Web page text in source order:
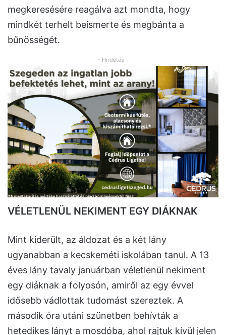
megkeresésére reagálva azt mondta, hogy
mindkét terhelt beismerte és megbánta a
bűnösségét.
- Hirdetés -
VÉLETLENÜL NEKIMENT EGY DIÁKNAK
Mint kiderült, az áldozat és a két lány
ugyanabban a kecskeméti iskolában tanul. A 13
éves lány tavaly januárban véletlenül nekiment
egy diáknak a folyosón, amiről az egy évvel
idősebb vádlottak tudomást szereztek. A
második óra utáni szünetben behívták a
hetedikes lányt a mosdóba, ahol rajtuk kívül jelen